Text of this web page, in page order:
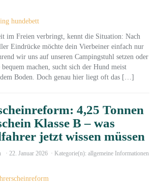
im Freien verbringt, kennt die Situation: Nach
Eindrücke möchte dein Vierbeiner einfach nur
wir uns auf unseren Campingstuhl setzen oder
machen, sucht sich der Hund meist
Boden. Doch genau hier liegt oft das […]
4,25 Tonnen
Klasse B – was
jetzt wissen müssen
22. Januar 2026 Kategorie(n): allgemeine Informationen